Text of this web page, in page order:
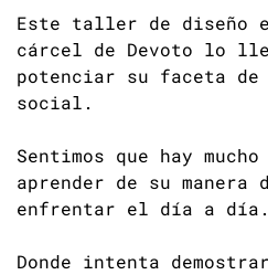
Este taller de diseño
cárcel de Devoto lo
potenciar su faceta de
social.
Sentimos que hay mucho
aprender de su manera
enfrentar el día a día.
Donde intenta